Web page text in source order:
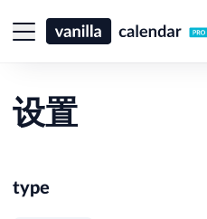
设置
type